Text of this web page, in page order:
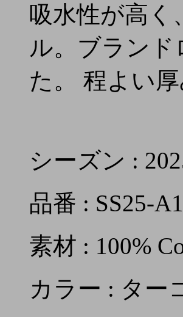
吸水性が高く
ル。ブラン
た。 程よい
シーズン :
品番 : SS25-
素材 : 100%
カラー : ター